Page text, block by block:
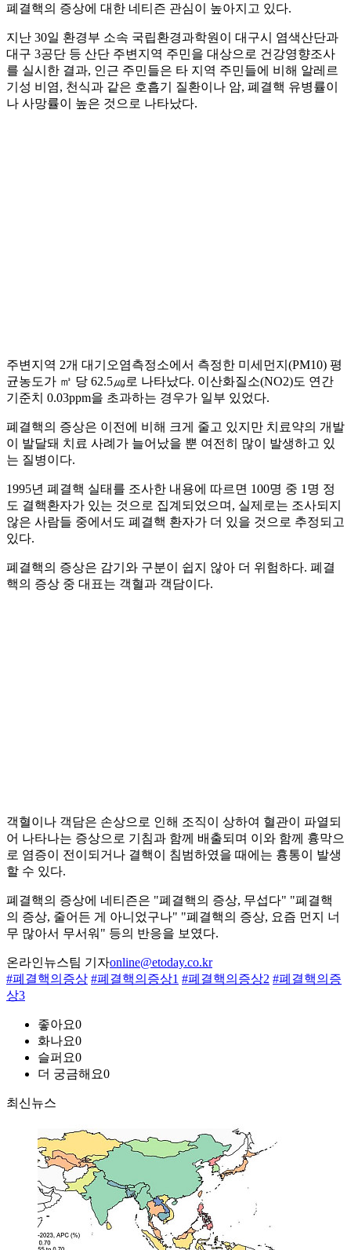
폐결핵의 증상에 대한 네티즌 관심이 높아지고 있다.
지난 30일 환경부 소속 국립환경과학원이 대구시 염색산단과
대구 3공단 등 산단 주변지역 주민을 대상으로 건강영향조사
를 실시한 결과, 인근 주민들은 타 지역 주민들에 비해 알레르
기성 비염, 천식과 같은 호흡기 질환이나 암, 폐결핵 유병률이
나 사망률이 높은 것으로 나타났다.
주변지역 2개 대기오염측정소에서 측정한 미세먼지(PM10) 평
균농도가 ㎥ 당 62.5㎍로 나타났다. 이산화질소(NO2)도 연간
기준치 0.03ppm을 초과하는 경우가 일부 있었다.
폐결핵의 증상은 이전에 비해 크게 줄고 있지만 치료약의 개발
이 발달돼 치료 사례가 늘어났을 뿐 여전히 많이 발생하고 있
는 질병이다.
1995년 폐결핵 실태를 조사한 내용에 따르면 100명 중 1명 정
도 결핵환자가 있는 것으로 집계되었으며, 실제로는 조사되지
않은 사람들 중에서도 폐결핵 환자가 더 있을 것으로 추정되고
있다.
폐결핵의 증상은 감기와 구분이 쉽지 않아 더 위험하다. 폐결
핵의 증상 중 대표는 객혈과 객담이다.
객혈이나 객담은 손상으로 인해 조직이 상하여 혈관이 파열되
어 나타나는 증상으로 기침과 함께 배출되며 이와 함께 흉막으
로 염증이 전이되거나 결핵이 침범하였을 때에는 흉통이 발생
할 수 있다.
폐결핵의 증상에 네티즌은 "폐결핵의 증상, 무섭다" "폐결핵
의 증상, 줄어든 게 아니었구나" "폐결핵의 증상, 요즘 먼지 너
무 많아서 무서워" 등의 반응을 보였다.
온라인뉴스팀 기자online@etoday.co.kr
#폐결핵의증상 #폐결핵의증상1 #폐결핵의증상2 #폐결핵의증
상3
좋아요0
화나요0
슬퍼요0
더 궁금해요0
최신뉴스